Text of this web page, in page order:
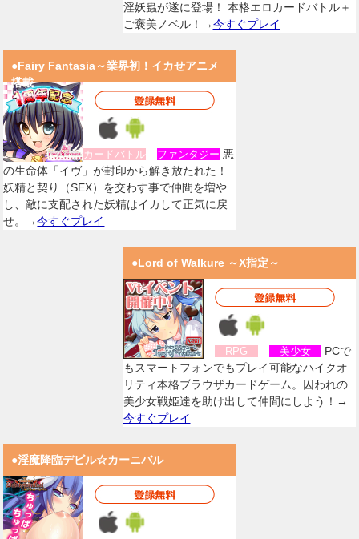
淫妖蟲が遂に登場！ 本格エロカードバトル＋
ご褒美ノベル！→今すぐプレイ
●Fairy Fantasia～業界初！イカせアニメ
搭載
カードバトル ファンタジー 悪
の生命体「イヴ」が封印から解き放たれた！
妖精と契り（SEX）を交わす事で仲間を増や
し、敵に支配された妖精はイカして正気に戻
せ。→今すぐプレイ
●Lord of Walkure ～X指定～
RPG 美少女
PCで
もスマートフォンでもプレイ可能なハイクオ
リティ本格ブラウザカードゲーム。囚われの
美少女戦姫達を助け出して仲間にしよう！→
今すぐプレイ
●淫魔降臨デビル☆カーニバル